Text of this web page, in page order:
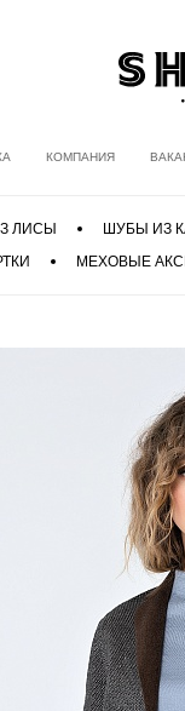
КОМПАНИЯ
ЛИСЫ ШУБЫ ИЗ
МЕХОВЫЕ